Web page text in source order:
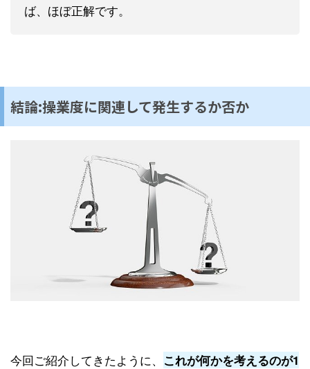
ば、ほぼ正解です。
結論:操業度に関連して発生するか否か
今回ご紹介してきたように、
これが何かを考えるのが1